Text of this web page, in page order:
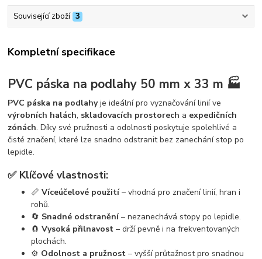
Související zboží 3
Kompletní specifikace
PVC páska na podlahy 50 mm x 33 m 🏭
PVC páska na podlahyje ideální pro vyznačování linií ve
výrobních halách, skladovacích prostorech a expedičních
zónách. Díky své pružnosti a odolnosti poskytuje spolehlivé a
čisté značení, které lze snadno odstranit bez zanechání stop po
lepidle.
✅ Klíčové vlastnosti:
📏Víceúčelové použití– vhodná pro značení linií, hran i
rohů.
🔄 Snadné odstranění– nezanechává stopy po lepidle.
🧲Vysoká přilnavost – drží pevně i na frekventovaných
plochách.
⚙️ Odolnost a pružnost – vyšší průtažnost pro snadnou